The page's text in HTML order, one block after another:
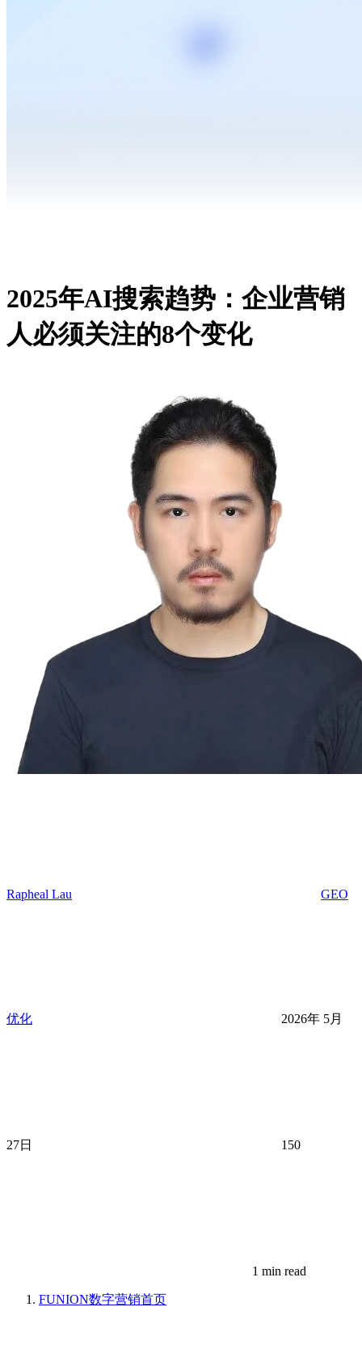
2025年AI搜索趋势：企业营销
人必须关注的8个变化
Rapheal Lau GEO
优化 2026年 5月
27日 150
1 min read
FUNION数字营销首页